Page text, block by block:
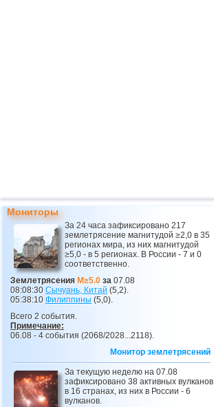
Мониторы
За 24 часа зафиксировано 217
землетрясение магнитудой ≥2,0 в 35
регионах мира, из них магнитудой
≥5,0 - в 5 регионах. В России - 7 и 0
соответственно.
Землетрясения M≥5.0 за 07.08
08:08:30 Сычуань, Китай (5,2).
05:38:10 Филиппины (5,0).
Всего 2 события.
Примечание:
06.08 - 4 события (2068/2028...2118).
Монитор землетрясений
За текущую неделю на 07.08
зафиксировано 38 активных вулканов
в 16 странах, из них в России - 6
вулканов.